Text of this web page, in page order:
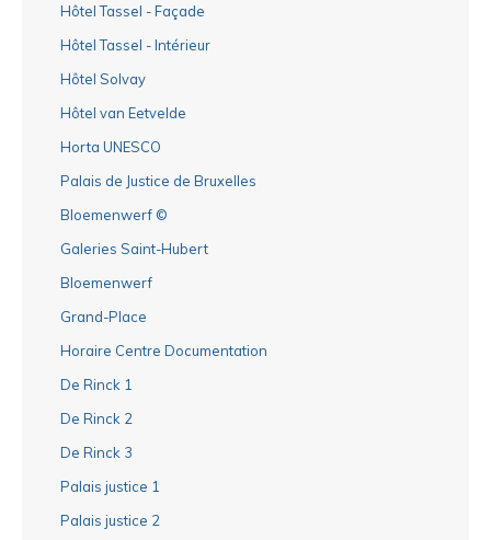
Hôtel Tassel - Façade
Hôtel Tassel - Intérieur
Hôtel Solvay
Hôtel van Eetvelde
Horta UNESCO
Palais de Justice de Bruxelles
Bloemenwerf ©
Galeries Saint-Hubert
Bloemenwerf
Grand-Place
Horaire Centre Documentation
De Rinck 1
De Rinck 2
De Rinck 3
Palais justice 1
Palais justice 2